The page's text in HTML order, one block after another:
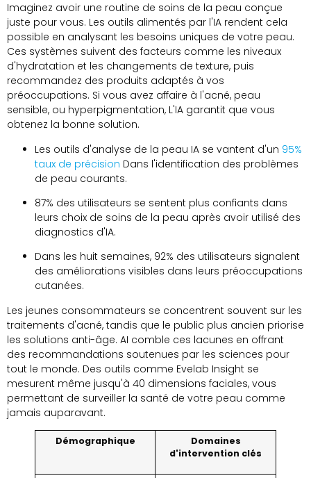
Imaginez avoir une routine de soins de la peau conçue
juste pour vous. Les outils alimentés par l'IA rendent cela
possible en analysant les besoins uniques de votre peau.
Ces systèmes suivent des facteurs comme les niveaux
d'hydratation et les changements de texture, puis
recommandez des produits adaptés à vos
préoccupations. Si vous avez affaire à l'acné, peau
sensible, ou hyperpigmentation, L'IA garantit que vous
obtenez la bonne solution.
Les outils d'analyse de la peau IA se vantent d'un 95%
taux de précision Dans l'identification des problèmes
de peau courants.
87% des utilisateurs se sentent plus confiants dans
leurs choix de soins de la peau après avoir utilisé des
diagnostics d'IA.
Dans les huit semaines, 92% des utilisateurs signalent
des améliorations visibles dans leurs préoccupations
cutanées.
Les jeunes consommateurs se concentrent souvent sur les
traitements d'acné, tandis que le public plus ancien priorise
les solutions anti-âge. AI comble ces lacunes en offrant
des recommandations soutenues par les sciences pour
tout le monde. Des outils comme Evelab Insight se
mesurent même jusqu'à 40 dimensions faciales, vous
permettant de surveiller la santé de votre peau comme
jamais auparavant.
Démographique
Domaines
d'intervention clés